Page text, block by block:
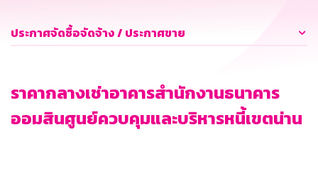
ประกาศจัดซื้อจัดจ้าง / ประกาศขาย
ราคากลางเช่าอาคารสำนักงานธนาคาร
ออมสินศูนย์ควบคุมและบริหารหนี้เขตน่าน